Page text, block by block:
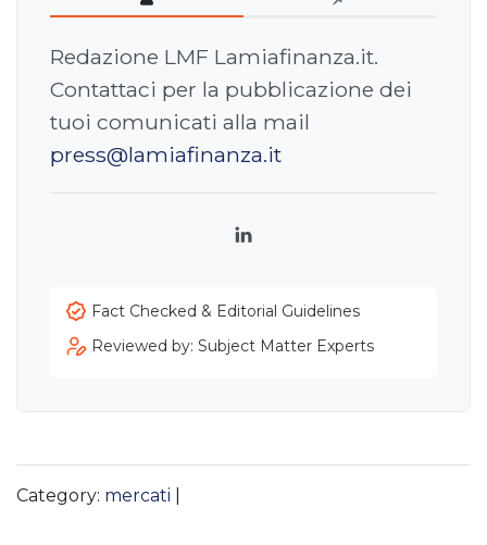
Redazione LMF Lamiafinanza.it.
Contattaci per la pubblicazione dei
tuoi comunicati alla mail
press@lamiafinanza.it
LinkedIn
Fact Checked & Editorial Guidelines
Reviewed by: Subject Matter Experts
Category: mercati